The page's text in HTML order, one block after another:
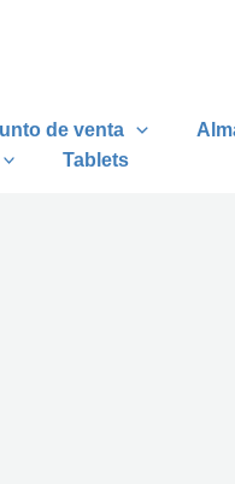
de venta
Tablets